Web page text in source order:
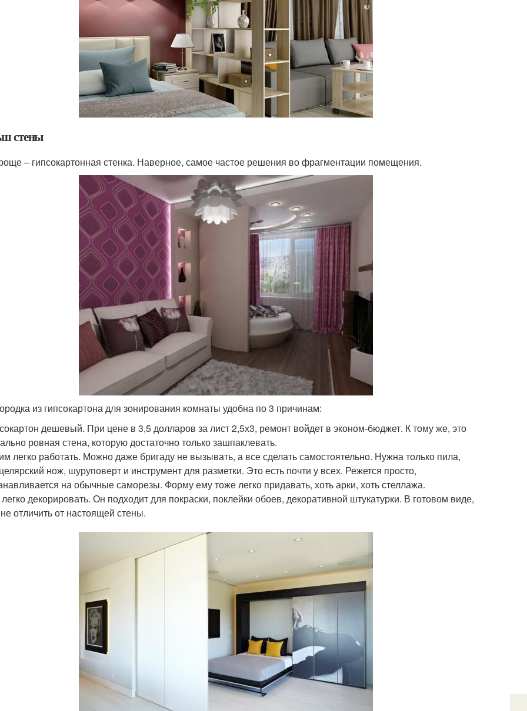
стены
– гипсокартонная стенка. Наверное, самое частое решения во фрагментации помещения.
из гипсокартона для зонирования комнаты удобна по 3 причинам:
дешевый. При цене в 3,5 долларов за лист 2,5х3, ремонт войдет в эконом-бюджет. К тому же, это
ровная стена, которую достаточно только зашпаклевать.
легко работать. Можно даже бригаду не вызывать, а все сделать самостоятельно. Нужна только пила,
нож, шуруповерт и инструмент для разметки. Это есть почти у всех. Режется просто,
на обычные саморезы. Форму ему тоже легко придавать, хоть арки, хоть стеллажа.
декорировать. Он подходит для покраски, поклейки обоев, декоративной штукатурки. В готовом виде,
отличить от настоящей стены.